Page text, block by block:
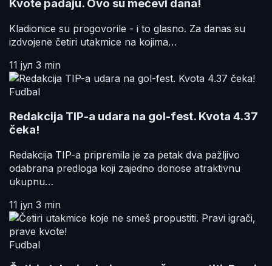
Kvote padaju. Ovo su mečevi dana!
Kladionice su progovorile - i to glasno. Za danas su
izdvojene četiri utakmice na kojima…
11 јул 3 min
Fudbal
Redakcija TIP-a udara na gol-fest. Kvota 4.37
čeka!
Redakcija TIP-a pripremila je za petak dva pažljivo
odabrana predloga koji zajedno donose atraktivnu
ukupnu…
11 јул 3 min
Fudbal